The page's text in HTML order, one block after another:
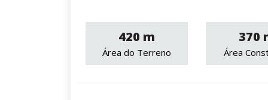
420 m
Área do Terreno
370
Área